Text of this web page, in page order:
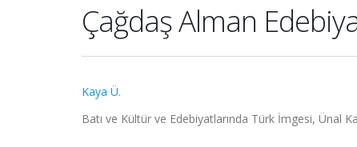
Çağdaş Alman
Kaya Ü.
Batı ve Kültür ve Edebiyatlarında Türk İmgesi, Ünal